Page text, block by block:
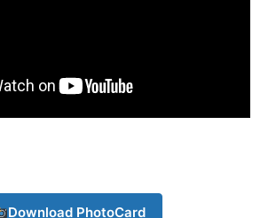
Champs21
Download PhotoCard